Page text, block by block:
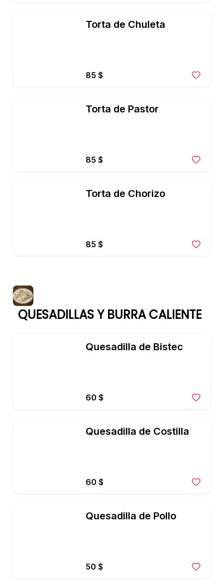
Torta de Chuleta
85 $
Torta de Pastor
85 $
Torta de Chorizo
85 $
QUESADILLAS Y BURRA CALIENTE
Quesadilla de Bistec
60 $
Quesadilla de Costilla
60 $
Quesadilla de Pollo
50 $